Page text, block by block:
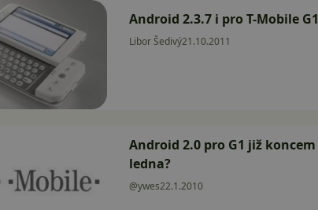
Android 2.3.7 i pro T-Mobile G1
Libor Šedivý21.10.2011
Android 2.0 pro G1 již koncem
ledna?
@ywes22.1.2010